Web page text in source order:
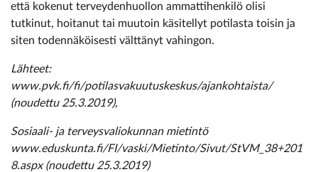
että kokenut terveydenhuollon ammattihenkilö olisi
tutkinut, hoitanut tai muutoin käsitellyt potilasta toisin ja
siten todennäköisesti välttänyt vahingon.
Lähteet:
www.pvk.fi/fi/potilasvakuutuskeskus/ajankohtaista/
(noudettu 25.3.2019),
Sosiaali- ja terveysvaliokunnan mietintö
www.eduskunta.fi/FI/vaski/Mietinto/Sivut/StVM_38+201
8.aspx (noudettu 25.3.2019)